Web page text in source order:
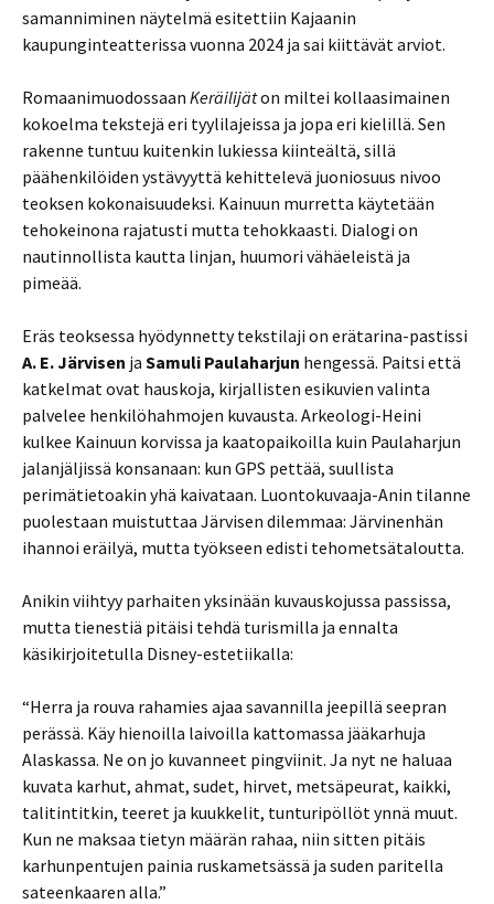
samanniminen näytelmä esitettiin Kajaanin
kaupunginteatterissa vuonna 2024 ja sai kiittävät arviot.
Romaanimuodossaan Keräilijäton miltei kollaasimainen
kokoelma tekstejä eri tyylilajeissa ja jopa eri kielillä. Sen
rakenne tuntuu kuitenkin lukiessa kiinteältä, sillä
päähenkilöiden ystävyyttä kehittelevä juoniosuus nivoo
teoksen kokonaisuudeksi. Kainuun murretta käytetään
tehokeinona rajatusti mutta tehokkaasti. Dialogi on
nautinnollista kautta linjan, huumori vähäeleistä ja
pimeää.
Eräs teoksessa hyödynnetty tekstilaji on erätarina-pastissi
A. E. Järvisen ja Samuli Paulaharjun hengessä. Paitsi että
katkelmat ovat hauskoja, kirjallisten esikuvien valinta
palvelee henkilöhahmojen kuvausta. Arkeologi-Heini
kulkee Kainuun korvissa ja kaatopaikoilla kuin Paulaharjun
jalanjäljissä konsanaan: kun GPS pettää, suullista
perimätietoakin yhä kaivataan. Luontokuvaaja-Anin tilanne
puolestaan muistuttaa Järvisen dilemmaa: Järvinenhän
ihannoi eräilyä, mutta työkseen edisti tehometsätaloutta.
Anikin viihtyy parhaiten yksinään kuvauskojussa passissa,
mutta tienestiä pitäisi tehdä turismilla ja ennalta
käsikirjoitetulla Disney-estetiikalla:
“Herra ja rouva rahamies ajaa savannilla jeepillä seepran
perässä. Käy hienoilla laivoilla kattomassa jääkarhuja
Alaskassa. Ne on jo kuvanneet pingviinit. Ja nyt ne haluaa
kuvata karhut, ahmat, sudet, hirvet, metsäpeurat, kaikki,
talitintitkin, teeret ja kuukkelit, tunturipöllöt ynnä muut.
Kun ne maksaa tietyn määrän rahaa, niin sitten pitäis
karhunpentujen painia ruskametsässä ja suden paritella
sateenkaaren alla.”